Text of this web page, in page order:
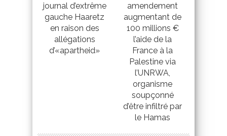
journal d’extrême
gauche Haaretz
en raison des
allégations
d’«apartheid»
amendement
augmentant de
100 millions €
l’aide de la
France à la
Palestine via
l’UNRWA,
organisme
soupçonné
d’être infiltré par
le Hamas